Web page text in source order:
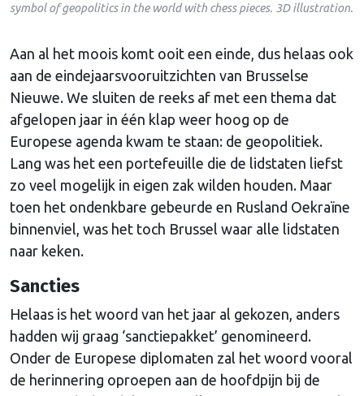
symbol of geopolitics in the world with chess pieces. 3D illustration.
Aan al het moois komt ooit een einde, dus helaas ook
aan de eindejaarsvooruitzichten van Brusselse
Nieuwe. We sluiten de reeks af met een thema dat
afgelopen jaar in één klap weer hoog op de
Europese agenda kwam te staan: de geopolitiek.
Lang was het een portefeuille die de lidstaten liefst
zo veel mogelijk in eigen zak wilden houden. Maar
toen het ondenkbare gebeurde en Rusland Oekraïne
binnenviel, was het toch Brussel waar alle lidstaten
naar keken.
Sancties
Helaas is het woord van het jaar al gekozen, anders
hadden wij graag ‘sanctiepakket’ genomineerd.
Onder de Europese diplomaten zal het woord vooral
de herinnering oproepen aan de hoofdpijn bij de